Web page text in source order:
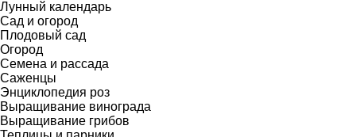
Лунный календарь
Сад и огород
Плодовый сад
Огород
Семена и рассада
Саженцы
Энциклопедия роз
Выращивание винограда
Выращивание грибов